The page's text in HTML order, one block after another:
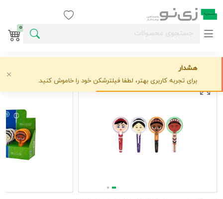
0
ابزار برش›استورم
هشدار
برای تجربه کاربری بهتر، لطفا فیلترشکن خود را خاموش کنید.